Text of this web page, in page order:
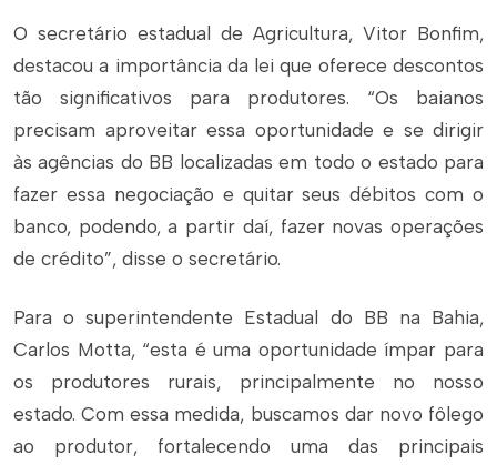
O secretário estadual de Agricultura, Vitor Bonfim,
destacou a importância da lei que oferece descontos
tão significativos para produtores. “Os baianos
precisam aproveitar essa oportunidade e se dirigir
às agências do BB localizadas em todo o estado para
fazer essa negociação e quitar seus débitos com o
banco, podendo, a partir daí, fazer novas operações
de crédito”, disse o secretário.
Para o superintendente Estadual do BB na Bahia,
Carlos Motta, “esta é uma oportunidade ímpar para
os produtores rurais, principalmente no nosso
estado. Com essa medida, buscamos dar novo fôlego
ao produtor, fortalecendo uma das principais